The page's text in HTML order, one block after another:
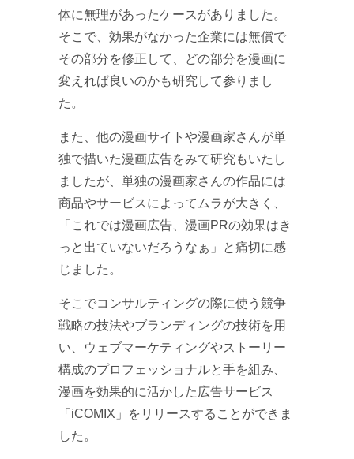
体に無理があったケースがありました。
そこで、効果がなかった企業には無償で
その部分を修正して、どの部分を漫画に
変えれば良いのかも研究して参りまし
た。
また、他の漫画サイトや漫画家さんが単
独で描いた漫画広告をみて研究もいたし
ましたが、単独の漫画家さんの作品には
商品やサービスによってムラが大きく、
「これでは漫画広告、漫画PRの効果はき
っと出ていないだろうなぁ」と痛切に感
じました。
そこでコンサルティングの際に使う競争
戦略の技法やブランディングの技術を用
い、ウェブマーケティングやストーリー
構成のプロフェッショナルと手を組み、
漫画を効果的に活かした広告サービス
「iCOMIX」をリリースすることができま
した。